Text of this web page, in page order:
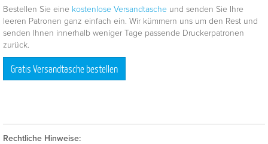
Bestellen Sie eine kostenlose Versandtasche und senden Sie Ihre
leeren Patronen ganz einfach ein. Wir kümmern uns um den Rest und
senden Ihnen innerhalb weniger Tage passende Druckerpatronen
zurück.
Gratis Versandtasche bestellen
Rechtliche Hinweise: